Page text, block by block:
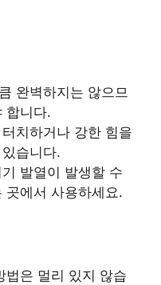
완벽하지는 않으므
합니다.
치하거나 강한 힘을
습니다.
발열이 발생할 수
곳에서 사용하세요.
법은 멀리 있지 않습